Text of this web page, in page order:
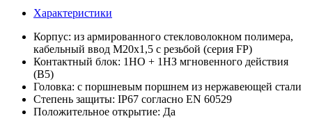
Характеристики
Корпус: из армированного стекловолокном полимера,
кабельный ввод M20x1,5 с резьбой (серия FP)
Контактный блок: 1НО + 1НЗ мгновенного действия
(B5)
Головка: с поршневым поршнем из нержавеющей стали
Степень защиты: IP67 согласно EN 60529
Положительное открытие: Да